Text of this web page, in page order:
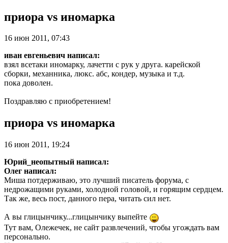
приора vs иномарка
16 июн 2011, 07:43
иван евгеньевич написал:
взял всетаки иномарку, лачетти с рук у друга. карейской
сборки, механника, люкс. абс, кондер, музыка и т.д.
пока доволен.
Поздравляю с приобретением!
приора vs иномарка
16 июн 2011, 19:24
Юрий_неопытный написал:
Олег написал:
Миша потдерживаю, это лучший писатель форума, с
недрожащими руками, холодной головой, и горящим сердцем.
Так же, весь пост, данного пера, читать сил нет.
А вы глицынчику...глицынчику выпейте
Тут вам, Олежечек, не сайт развлечений, чтобы угождать вам
персонально.